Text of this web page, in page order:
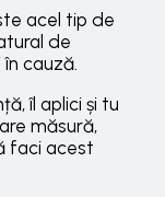
acel tip de
de
cauză.
îl aplici și tu
măsură,
faci acest